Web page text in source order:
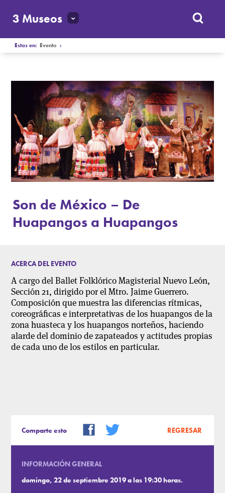
3 Museos
Estas en:Evento ›
Son de México – De
Huapangos a Huapangos
ACERCA DEL EVENTO
A cargo del Ballet Folklórico Magisterial Nuevo León,
Sección 21, dirigido por el Mtro. Jaime Guerrero.
Composición que muestra las diferencias rítmicas,
coreográficas e interpretativas de los huapangos de la
zona huasteca y los huapangos norteños, haciendo
alarde del dominio de zapateados y actitudes propias
de cada uno de los estilos en particular.
Comparte esto REGRESAR
INFORMACIÓN GENERAL
domingo, 22 de septiembre 2019 a las 19:30 horas.